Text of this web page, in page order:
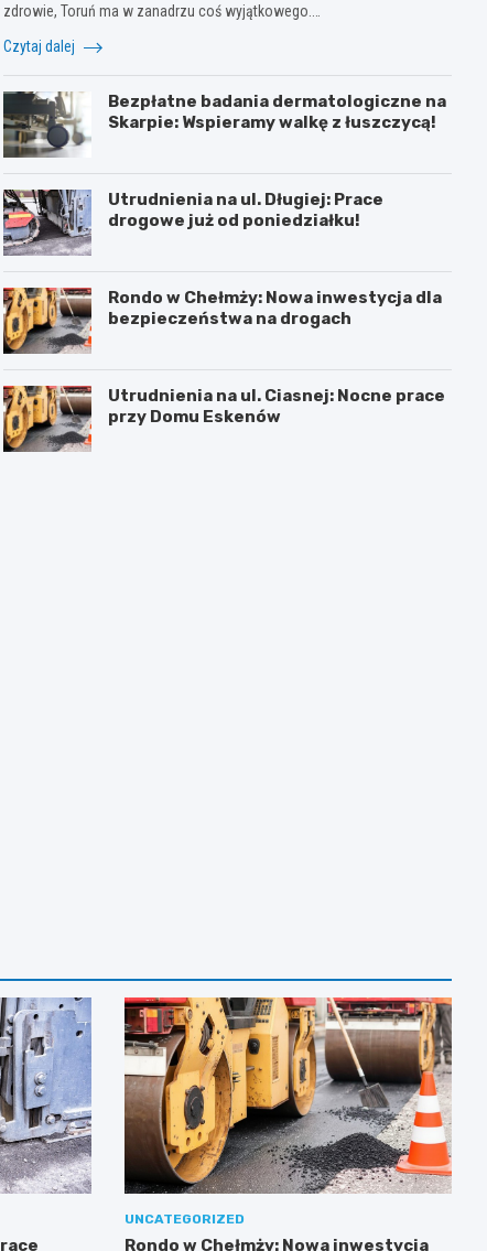
zdrowie, Toruń ma w zanadrzu coś wyjątkowego.…
Czytaj dalej
Bezpłatne badania dermatologiczne na
Skarpie: Wspieramy walkę z łuszczycą!
Utrudnienia na ul. Długiej: Prace
drogowe już od poniedziałku!
Rondo w Chełmży: Nowa inwestycja dla
bezpieczeństwa na drogach
Utrudnienia na ul. Ciasnej: Nocne prace
przy Domu Eskenów
UNCATEGORIZED
Rondo w Chełmży: Nowa inwestycja